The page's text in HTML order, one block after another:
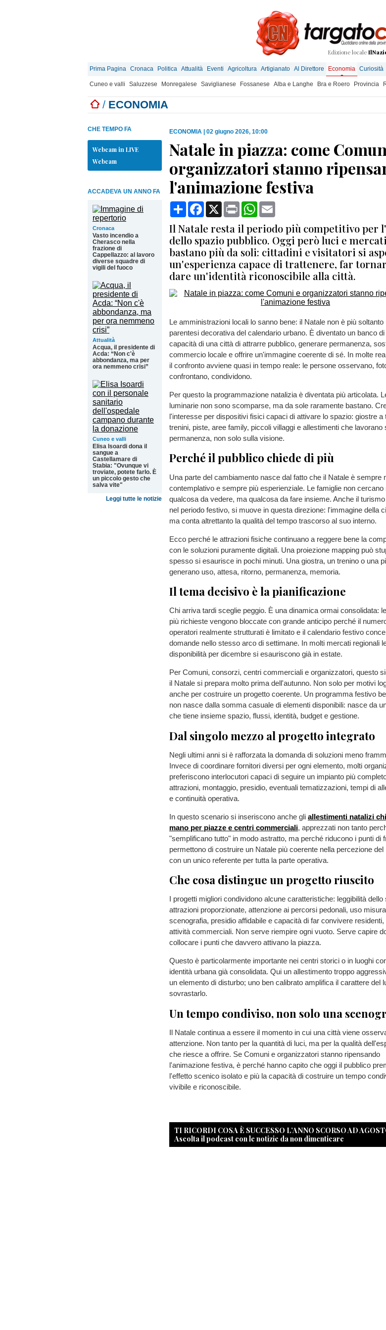
Edizione locale
Prima Pagina Cronaca Politica Attualità Eventi Agricoltura Artigianato Al Direttore Economia Curiosità
Cuneo e valli Saluzzese Monregalese Saviglianese Fossanese Alba e Langhe Bra e Roero Provincia
/ ECONOMIA
CHE TEMPO FA
Webcam in LIVE
Webcam
ACCADEVA UN ANNO FA
Cronaca
Vasto incendio a
Cherasco nella
frazione di
Cappellazzo: al lavoro
diverse squadre di
vigili del fuoco
Attualità
Acqua, il presidente di
Acda: “Non c'è
abbondanza, ma per
ora nemmeno crisi”
Cuneo e valli
Elisa Isoardi dona il
sangue a
Castellamare di
Stabia: "Ovunque vi
troviate, potete farlo. È
un piccolo gesto che
salva vite"
Leggi tutte le notizie
ECONOMIA 02 giugno 2026, 10:00
Natale in piazza: come
organizzatori stanno
l'animazione festiva
CondividiFacebook
X Print WhatsApp
Il Natale resta il periodo più competitivo per
dello spazio pubblico. Oggi però luci e
bastano più da soli: cittadini e visitatori si
un'esperienza capace di trattenere, far
dare un'identità riconoscibile alla città.
Le amministrazioni locali lo sanno bene: il Natale non è più soltanto
parentesi decorativa del calendario urbano. È diventato un banco
capacità di una città di attrarre pubblico, generare permanenza,
commercio locale e offrire un'immagine coerente di sé. In molte
il confronto avviene quasi in tempo reale: le persone osservano,
confrontano, condividono.
Per questo la programmazione natalizia è diventata più articolata.
luminarie non sono scomparse, ma da sole raramente bastano.
l'interesse per dispositivi fisici capaci di attivare lo spazio: giostre a
trenini, piste, aree family, piccoli villaggi e allestimenti che lavorano
permanenza, non solo sulla visione.
Perché il pubblico chiede di più
Una parte del cambiamento nasce dal fatto che il Natale è sempre
contemplativo e sempre più esperienziale. Le famiglie non cercano
qualcosa da vedere, ma qualcosa da fare insieme. Anche il
nel periodo festivo, si muove in questa direzione: l'immagine della
ma conta altrettanto la qualità del tempo trascorso al suo interno.
Ecco perché le attrazioni fisiche continuano a reggere bene la
con le soluzioni puramente digitali. Una proiezione mapping può
spesso si esaurisce in pochi minuti. Una giostra, un trenino o una
generano uso, attesa, ritorno, permanenza, memoria.
Il tema decisivo è la pianificazione
Chi arriva tardi sceglie peggio. È una dinamica ormai consolidata:
più richieste vengono bloccate con grande anticipo perché il
operatori realmente strutturati è limitato e il calendario festivo
domande nello stesso arco di settimane. In molti mercati regionali
disponibilità per dicembre si esauriscono già in estate.
Per Comuni, consorzi, centri commerciali e organizzatori, questo
il Natale si prepara molto prima dell'autunno. Non solo per motivi
anche per costruire un progetto coerente. Un programma festivo
non nasce dalla somma casuale di elementi disponibili: nasce da
che tiene insieme spazio, flussi, identità, budget e gestione.
Dal singolo mezzo al progetto integrato
Negli ultimi anni si è rafforzata la domanda di soluzioni meno
Invece di coordinare fornitori diversi per ogni elemento, molti
preferiscono interlocutori capaci di seguire un impianto più
attrazioni, montaggio, presidio, eventuali tematizzazioni, tempi di
e continuità operativa.
In questo scenario si inseriscono anche gli allestimenti natalizi
mano per piazze e centri commerciali, apprezzati non tanto
"semplificano tutto" in modo astratto, ma perché riducono i punti di
permettono di costruire un Natale più coerente nella percezione
con un unico referente per tutta la parte operativa.
Che cosa distingue un progetto riuscito
I progetti migliori condividono alcune caratteristiche: leggibilità dello
attrazioni proporzionate, attenzione ai percorsi pedonali, uso
scenografia, presidio affidabile e capacità di far convivere
attività commerciali. Non serve riempire ogni vuoto. Serve capire
collocare i punti che davvero attivano la piazza.
Questo è particolarmente importante nei centri storici o in luoghi
identità urbana già consolidata. Qui un allestimento troppo
un elemento di disturbo; uno ben calibrato amplifica il carattere del
sovrastarlo.
Un tempo condiviso, non solo una
Il Natale continua a essere il momento in cui una città viene
attenzione. Non tanto per la quantità di luci, ma per la qualità
che riesce a offrire. Se Comuni e organizzatori stanno ripensando
l'animazione festiva, è perché hanno capito che oggi il pubblico
l'effetto scenico isolato e più la capacità di costruire un tempo
vivibile e riconoscibile.
TI RICORDI COSA È SUCCESSO L’ANNO SCORSO AD
Ascolta il podcast con le notizie da non dimenticare